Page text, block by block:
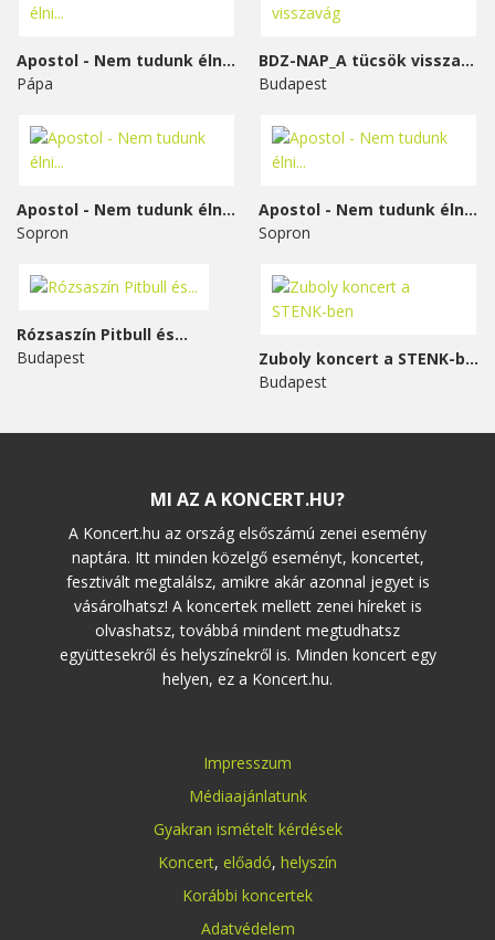
Apostol - Nem tudunk élni...
Pápa
BDZ-NAP_A tücsök visszavág
Budapest
Apostol - Nem tudunk élni...
Sopron
Apostol - Nem tudunk élni...
Sopron
Rózsaszín Pitbull és...
Budapest
Zuboly koncert a STENK-ben
Budapest
MI AZ A KONCERT.HU?
A Koncert.hu az ország elsőszámú zenei esemény
naptára. Itt minden közelgő eseményt, koncertet,
fesztivált megtalálsz, amikre akár azonnal jegyet is
vásárolhatsz! A koncertek mellett zenei híreket is
olvashatsz, továbbá mindent megtudhatsz
együttesekről és helyszínekről is. Minden koncert egy
helyen, ez a Koncert.hu.
Impresszum
Médiaajánlatunk
Gyakran ismételt kérdések
Koncert, előadó, helyszín
Korábbi koncertek
Adatvédelem